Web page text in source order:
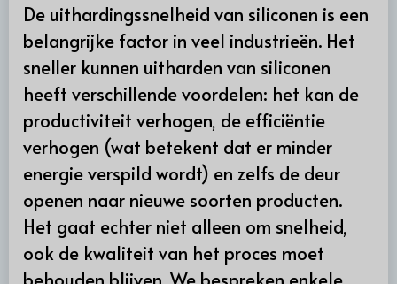
De uithardingssnelheid van siliconen is een
belangrijke factor in veel industrieën. Het
sneller kunnen uitharden van siliconen
heeft verschillende voordelen: het kan de
productiviteit verhogen, de efficiëntie
verhogen (wat betekent dat er minder
energie verspild wordt) en zelfs de deur
openen naar nieuwe soorten producten.
Het gaat echter niet alleen om snelheid,
ook de kwaliteit van het proces moet